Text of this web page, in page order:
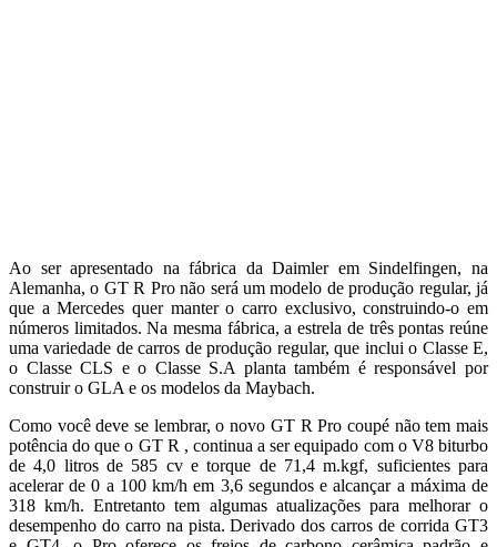
Ao ser apresentado na fábrica da Daimler em Sindelfingen, na
Alemanha, o GT R Pro não será um modelo de produção regular, já
que a Mercedes quer manter o carro exclusivo, construindo-o em
números limitados. Na mesma fábrica, a estrela de três pontas reúne
uma variedade de carros de produção regular, que inclui o Classe E,
o Classe CLS e o Classe S.A planta também é responsável por
construir o GLA e os modelos da Maybach.
Como você deve se lembrar, o novo GT R Pro coupé não tem mais
potência do que o GT R , continua a ser equipado com o V8 biturbo
de 4,0 litros de 585 cv e torque de 71,4 m.kgf, suficientes para
acelerar de 0 a 100 km/h em 3,6 segundos e alcançar a máxima de
318 km/h. Entretanto tem algumas atualizações para melhorar o
desempenho do carro na pista. Derivado dos carros de corrida GT3